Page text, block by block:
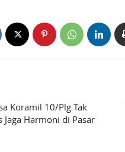
Koramil 10/Plg Tak
Jaga Harmoni di Pasar